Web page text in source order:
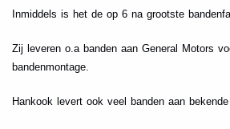
Inmiddels is het de op 6 na grootste
Zij leveren o.a banden aan General Motors
bandenmontage.
Hankook levert ook veel banden aan